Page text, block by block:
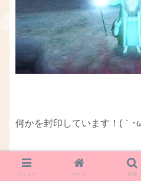
何かを封印しています！(｀･
まだこの時点ではよく分か
メニュー ホーム 検索